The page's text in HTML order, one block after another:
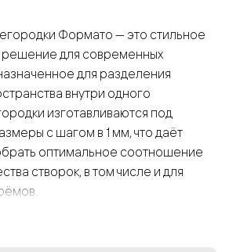
Формато — это стильное
решение для современных
для разделения
внутри одного
изготавливаются под
с шагом в 1 мм, что даёт
оптимальное соотношение
створок, в том числе и для